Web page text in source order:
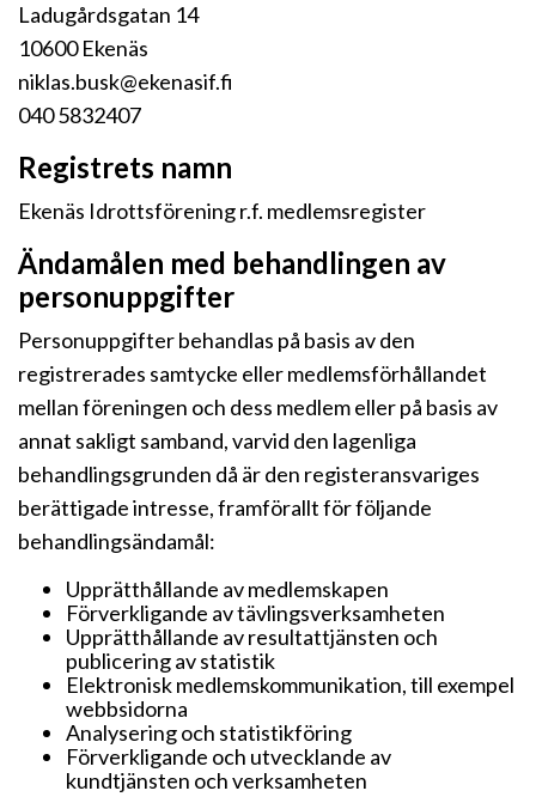
Ladugårdsgatan 14
10600 Ekenäs
niklas.busk@ekenasif.fi
040 5832407
Registrets namn
Ekenäs Idrottsförening r.f. medlemsregister
Ändamålen med behandlingen av
personuppgifter
Personuppgifter behandlas på basis av den
registrerades samtycke eller medlemsförhållandet
mellan föreningen och dess medlem eller på basis av
annat sakligt samband, varvid den lagenliga
behandlingsgrunden då är den registeransvariges
berättigade intresse, framförallt för följande
behandlingsändamål:
Upprätthållande av medlemskapen
Förverkligande av tävlingsverksamheten
Upprätthållande av resultattjänsten och
publicering av statistik
Elektronisk medlemskommunikation, till exempel
webbsidorna
Analysering och statistikföring
Förverkligande och utvecklande av
kundtjänsten och verksamheten